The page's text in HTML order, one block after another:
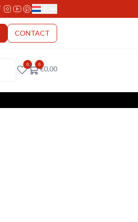
Select Language
CONTACT
0 0€0,00